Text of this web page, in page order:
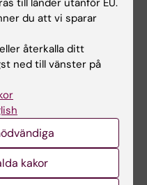
Forskar Grand
MMK Forskar Grand
institutionen
på ett så
sätt som
till länder utanför EU.
du att vi sparar
återkalla ditt
ned till vänster på
kakor